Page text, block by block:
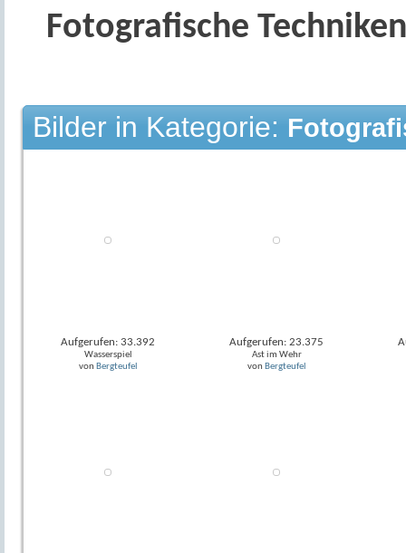
Fotografische Techniken
Bilder in Kategorie:
Aufgerufen: 33.392
Wasserspiel
von Bergteufel
Aufgerufen: 23.375
Ast im Wehr
von Bergteufel